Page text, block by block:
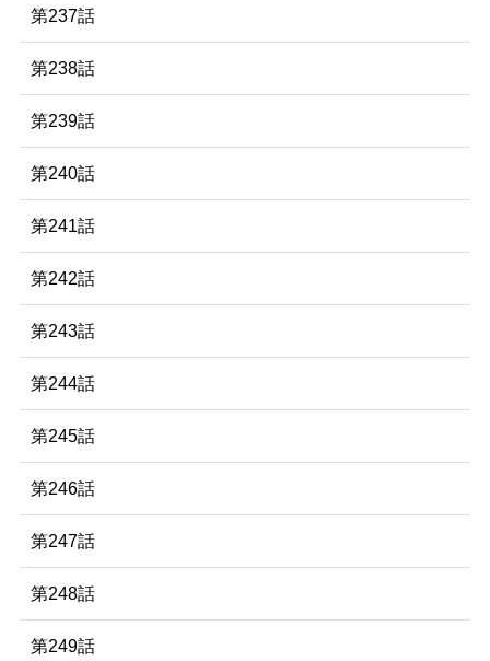
第237話
第238話
第239話
第240話
第241話
第242話
第243話
第244話
第245話
第246話
第247話
第248話
第249話